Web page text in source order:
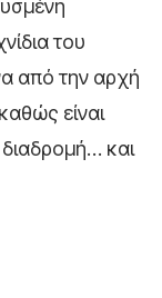
του
από την αρχή
είναι
και